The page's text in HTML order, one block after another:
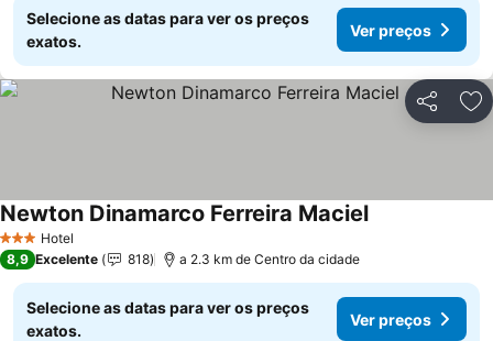
Selecione as datas para ver os preços
exatos.
Ver preços
Partilhar
3 EstrelasHotel
Newton Dinamarco Ferreira Maciel
8,9 Excelente 818 a 2.3 km de Centro da cidade
Selecione as datas para ver os preços
exatos.
Ver preços